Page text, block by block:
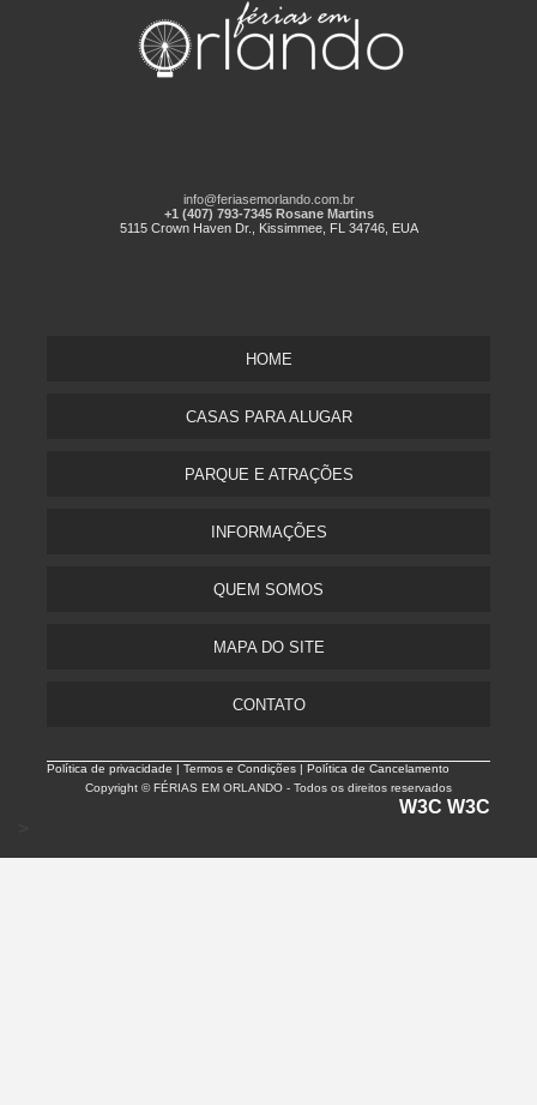
info@feriasemorlando.com.br
+1 (407) 793-7345 Rosane Martins
5115 Crown Haven Dr., Kissimmee, FL 34746, EUA
HOME
CASAS PARA ALUGAR
PARQUE E ATRAÇÕES
INFORMAÇÕES
QUEM SOMOS
MAPA DO SITE
CONTATO
Política de privacidade |Termos e Condições | Política de Cancelamento
Copyright © FÉRIAS EM ORLANDO - Todos os direitos reservados
W3C W3C